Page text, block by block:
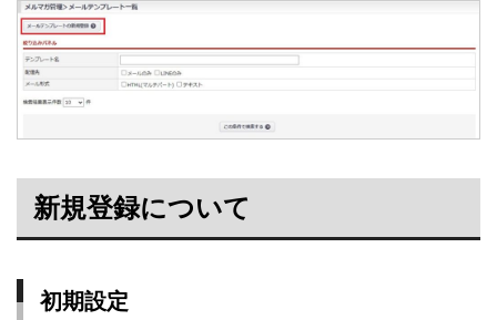
新規登録について
初期設定